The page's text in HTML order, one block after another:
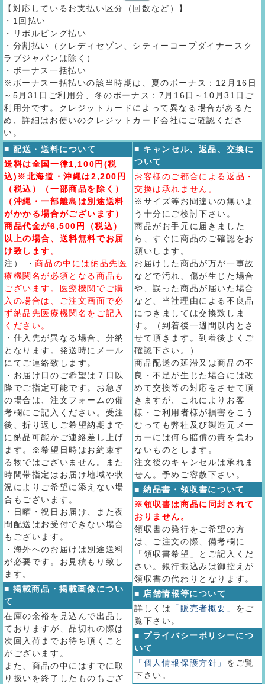
【対応しているお支払い区分（回数など）】
・1回払い
・リボルビング払い
・分割払い（クレディセゾン、シティーコープダイナースク
ラブジャパンは除く）
・ボーナス一括払い
※ボーナス一括払いの該当時期は、夏のボーナス：12月16日
～5月31日ご利用分、冬のボーナス：7月16日～10月31日ご
利用分です。クレジットカードによって異なる場合があるた
め、詳細はお使いのクレジットカード会社にご確認くださ
い。
■ 配送・送料について
送料は全国一律1,100円(税
込)※北海道・沖縄は2,200円
（税込）（一部商品を除く）
（沖縄・一部離島は別途送料
がかかる場合がございます）
商品代金が6,500円（税込）
以上の場合、送料無料でお届
け致します。
注） ・商品の中には納品先医
療機関名が必須となる商品も
ございます。医療機関でご購
入の場合は、ご注文画面で必
ず納品先医療機関名をご記入
ください。
・仕入先が異なる場合、分納
となります。発送時にメール
にてご連絡致します。
・お届け日のご希望は７日以
降でご指定可能です。お急ぎ
の場合は、注文フォームの備
考欄にご記入ください。受注
後、折り返しご希望納期まで
に納品可能かご連絡差し上げ
ます。※希望日時はお約束す
る物ではございません。また
時間帯指定はお届け地域や状
況によりご希望に添えない場
合もございます。
・日曜・祝日お届け、また夜
間配送はお受付できない場合
もございます。
・海外へのお届けは別途送料
が必要です。お見積もり致し
ます。
■ 掲載商品・掲載画像につい
て
在庫の余裕を見込んで出品し
ておりますが、品切れの際は
次回入荷までお待ち頂くこと
がございます。
また、商品の中にはすでに取
り扱いを終了したものもござ
■ キャンセル、返品、交換に
ついて
お客様のご都合による返品・
交換は承れません。
※サイズ等お間違いの無いよ
う十分にご検討下さい。
商品がお手元に届きました
ら、すぐに商品のご確認をお
願いします。
お届けした商品が万が一事故
などで汚れ、傷が生じた場合
や、誤った商品が届いた場合
など、当社理由による不良品
につきましては交換致しま
す。（到着後一週間以内とさ
せて頂きます。到着後よくご
確認下さい。）
商品配送の延滞又は商品の不
良・不足が生じた場合には改
めて交換等の対応をさせて頂
きますが、これによりお客
様・ご利用者様が損害をこう
むっても弊社及び製造元メー
カーには何ら賠償の責を負わ
ないものとします。
注文後のキャンセルは承れま
せん。予めご容赦下さい。
■ 納品書・領収書について
※領収書は商品に同封されて
おりません。
領収書の発行をご希望の方
は、ご注文の際、備考欄に
「領収書希望」とご記入くだ
さい。銀行振込みは御控えが
領収書の代わりとなります。
■ 店舗情報等について
詳しくは
「販売者概要」 をご
覧下さい。
■ プライバシーポリシーにつ
いて
「個人情報保護方針」 をご覧
下さい。